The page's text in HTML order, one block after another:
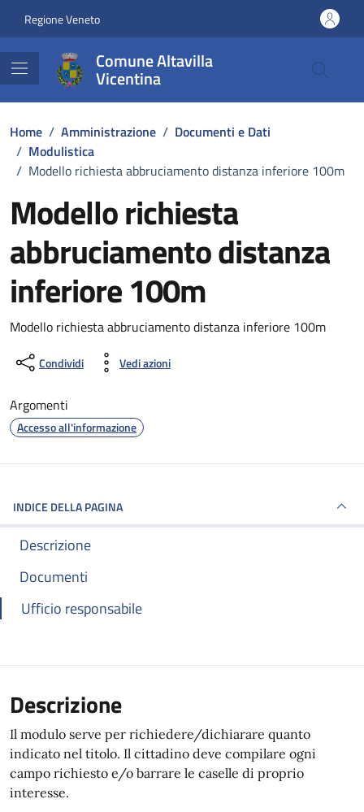
Regione Veneto
Comune Altavilla
Vicentina
Home / Amministrazione / Documenti e Dati
/ Modulistica
/ Modello richiesta abbruciamento distanza inferiore 100m
Modello richiesta
abbruciamento distanza
inferiore 100m
Dettagli del documento
Modello richiesta abbruciamento distanza inferiore 100m
Condividi Vedi azioni
Argomenti
Accesso all'informazione
INDICE DELLA PAGINA
Descrizione
Documenti
Ufficio responsabile
Descrizione
Il modulo serve per richiedere/dichiarare quanto
indicato nel titolo. Il cittadino deve compilare ogni
campo richiesto e/o barrare le caselle di proprio
interesse.